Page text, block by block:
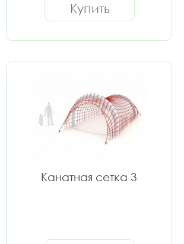
Купить
Канатная сетка 3